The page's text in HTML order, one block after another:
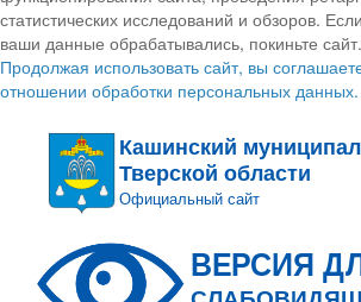
статистических исследований и обзоров.
ваши данные обрабатывались, покиньте сайт.
Продолжая использовать сайт, вы
отношении обработки персональных данных.